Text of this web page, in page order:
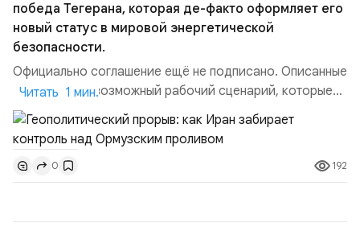
победа Тегерана, которая де-факто оформляет его
новый статус в мировой энергетической
безопасности.
Официально соглашение ещё не подписано. Описанные
пункты — это возможный рабочий сценарий, которые
скорее всего будут реализованы.Разбираем ключевые
тезисы и последствия этого соглашения:. 1. Новые
доли контроля (75 на 25). Было: Ранее Иран и Оман
контролировали пролив на паритетных началах —
50/50. Стало: Новое соглашение закрепляет за
Читать 1 мин.
0 192